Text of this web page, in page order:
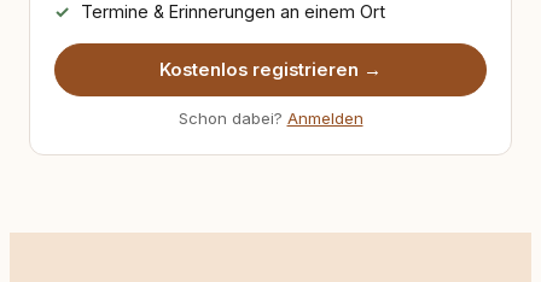
Termine & Erinnerungen an einem Ort
Kostenlos registrieren →
Schon dabei? Anmelden